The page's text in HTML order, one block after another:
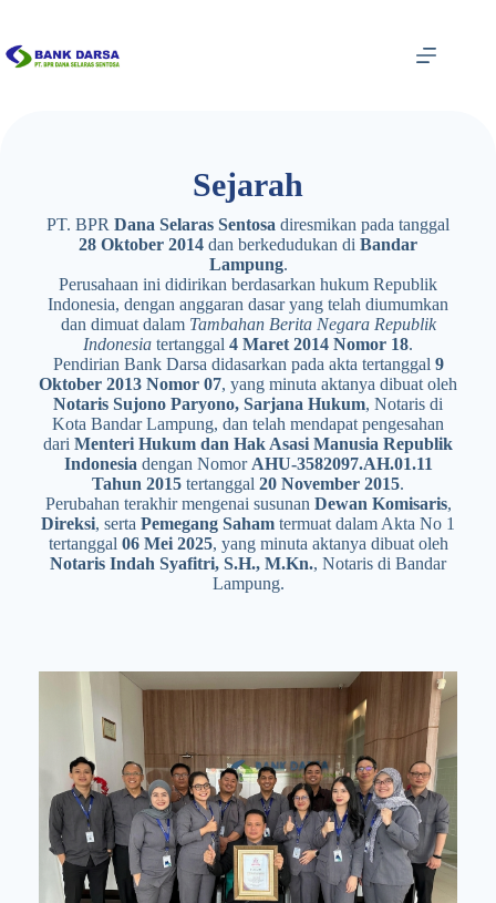
content
Sejarah
PT. BPR Dana Selaras Sentosa diresmikan pada tanggal
28 Oktober 2014 dan berkedudukan di Bandar
Lampung.
Perusahaan ini didirikan berdasarkan hukum Republik
Indonesia, dengan anggaran dasar yang telah diumumkan
dan dimuat dalam Tambahan Berita Negara Republik
Indonesia tertanggal 4 Maret 2014 Nomor 18.
Pendirian Bank Darsa didasarkan pada akta tertanggal 9
Oktober 2013 Nomor 07, yang minuta aktanya dibuat oleh
Notaris Sujono Paryono, Sarjana Hukum, Notaris di
Kota Bandar Lampung, dan telah mendapat pengesahan
dari Menteri Hukum dan Hak Asasi Manusia Republik
Indonesia dengan Nomor AHU-3582097.AH.01.11
Tahun 2015 tertanggal 20 November 2015.
Perubahan terakhir mengenai susunan Dewan Komisaris,
Direksi, serta Pemegang Saham termuat dalam Akta No 1
tertanggal 06 Mei 2025, yang minuta aktanya dibuat oleh
Notaris Indah Syafitri, S.H., M.Kn., Notaris di Bandar
Lampung.